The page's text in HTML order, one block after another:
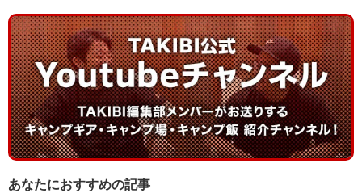
あなたにおすすめの記事